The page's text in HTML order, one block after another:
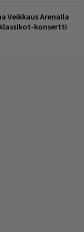
Veikkaus Arenalla
konsertti